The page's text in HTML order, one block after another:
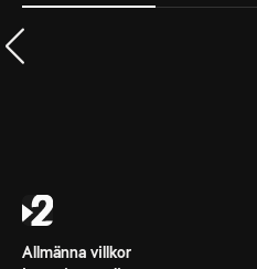
Allmänna villkor